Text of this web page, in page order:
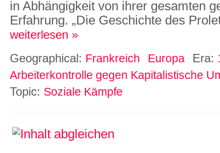
in Abhängigkeit von ihrer gesamten
Erfahrung. „Die Geschichte des
weiterlesen »
Geographical: Frankreich Europa Era:
Arbeiterkontrolle gegen Kapitalistische
Topic: Soziale Kämpfe